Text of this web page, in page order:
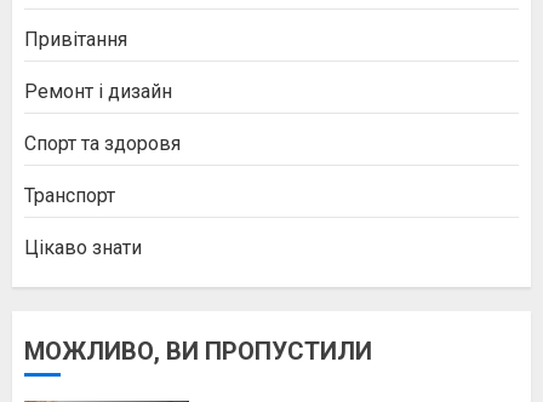
Привітання
Ремонт і дизайн
Спорт та здоровя
Транспорт
Цікаво знати
МОЖЛИВО, ВИ ПРОПУСТИЛИ